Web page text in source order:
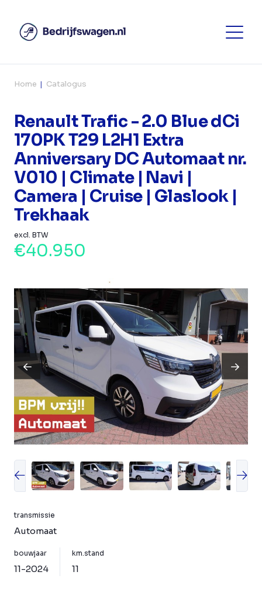
Home Catalogus
Renault Trafic - 2.0 Blue dCi
170PK T29 L2H1 Extra
Anniversary DC Automaat nr.
V010 | Climate | Navi |
Camera | Cruise | Glaslook |
Trekhaak
excl. BTW
€40.950
transmissie
Automaat
bouwjaar
11-2024
km.stand
11